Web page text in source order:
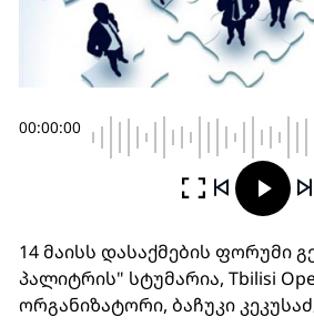
00:00:00
14 მაისს დასაქმების ფორუმი
პალიტრის" სტუმარია, Tbilisi
ორგანიზატორი, ბაჩუკი